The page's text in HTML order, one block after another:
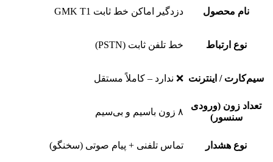
نام محصول دزدگیر اماکن خط ثابت GMK T1
نوع ارتباط خط تلفن ثابت (PSTN)
سیم‌کارت / اینترنت ❌ ندارد – کاملاً مستقل
تعداد زون (ورودی
سنسور)
۸ زون باسیم و بی‌سیم
نوع هشدار تماس تلفنی + پیام صوتی (سخنگو)